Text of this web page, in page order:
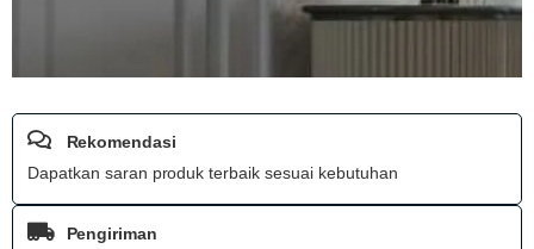
Rekomendasi
Dapatkan saran produk terbaik sesuai kebutuhan
Pengiriman